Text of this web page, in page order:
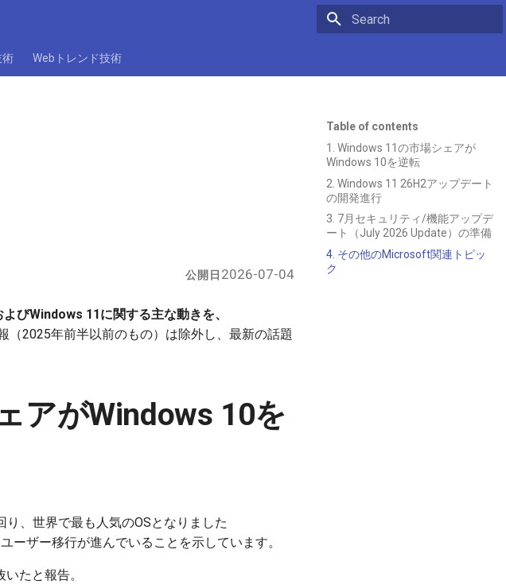
術 Webトレンド技術
Table of contents
1. Windows 11の市場シェアが
Windows 10を逆転
2. Windows 11 26H2アップデート
の開発進行
3. 7月セキュリティ/機能アップデ
ート（July 2026 Update）の準備
4. その他のMicrosoft関連トピッ
ク
公開日 2026-07-04
びWindows 11に関する主な動きを、
（2025年前半以前のもの）は除外し、最新の話題
アがWindows 10を
、世界で最も人気のOSとなりました
ーザー移行が進んでいることを示しています。
たと報告。